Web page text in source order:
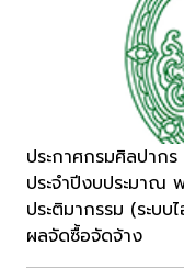
ประกาศกรมศิลปากร
ประจำปีงบประมาณ
ประติมากรรม (ระบบ
ผลจัดซื้อจัดจ้าง